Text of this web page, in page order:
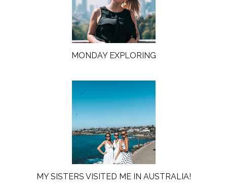
MONDAY EXPLORING
MY SISTERS VISITED ME IN AUSTRALIA!